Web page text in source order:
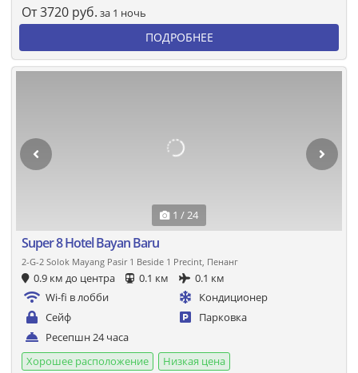
От3720 руб. за 1 ночь
ПОДРОБНЕЕ
1 / 24
Super 8 Hotel Bayan Baru
2-G-2 Solok Mayang Pasir 1 Beside 1 Precint, Пенанг
0.9 км до центра 0.1 км
0.1 км
Wi-fi в лобби
Кондиционер
Сейф
Парковка
Ресепшн 24 часа
Хорошее расположение
Низкая цена